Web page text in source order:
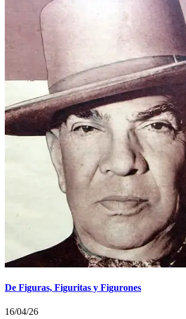
De Figuras, Figuritas y Figurones
16/04/26